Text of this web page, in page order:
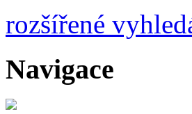
rozšířené
Navigace